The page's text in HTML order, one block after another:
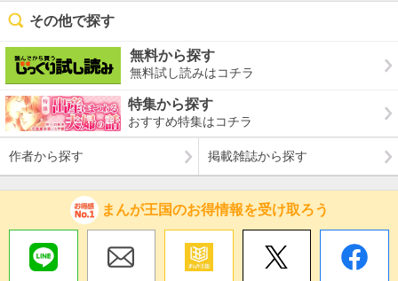
その他で探す
無料から探す
無料試し読みはコチラ
特集から探す
おすすめ特集はコチラ
作者から探す 掲載雑誌から探す
まんが王国のお得情報を受け取ろう